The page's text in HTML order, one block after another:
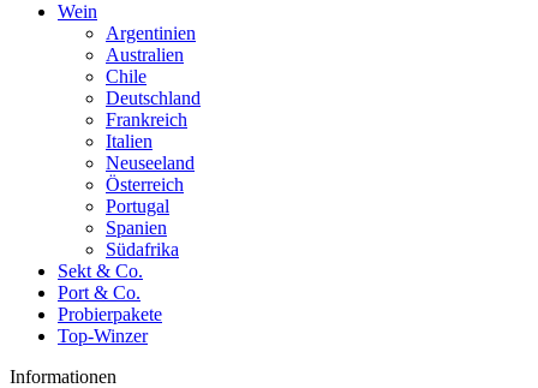
Wein
Argentinien
Australien
Chile
Deutschland
Frankreich
Italien
Neuseeland
Österreich
Portugal
Spanien
Südafrika
Sekt & Co.
Port & Co.
Probierpakete
Top-Winzer
Informationen